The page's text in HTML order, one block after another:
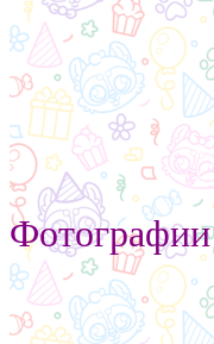
Фотографии